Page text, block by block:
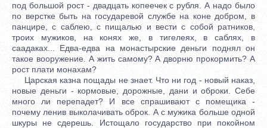
под большой рост - двадцать копеечек с рубля. А надо было
по верстке быть на государевой службе на коне добром, в
панцире, с саблею, с пищалью и вести с собой ратников,
троих мужиков, на конях же, в тигелеях, в саблях, в
саадаках... Едва-едва на монастырские деньги поднял он
такое вооружение. А жить самому? А дворню прокормить? А
рост плати монахам?
Царская казна пощады не знает. Что ни год - новый наказ,
новые деньги - кормовые, дорожные, дани и оброки. Себе
много ли перепадет? И все спрашивают с помещика -
почему ленив выколачивать оброк. А с мужика больше одной
шкуры не сдерешь. Истощало государство при покойном